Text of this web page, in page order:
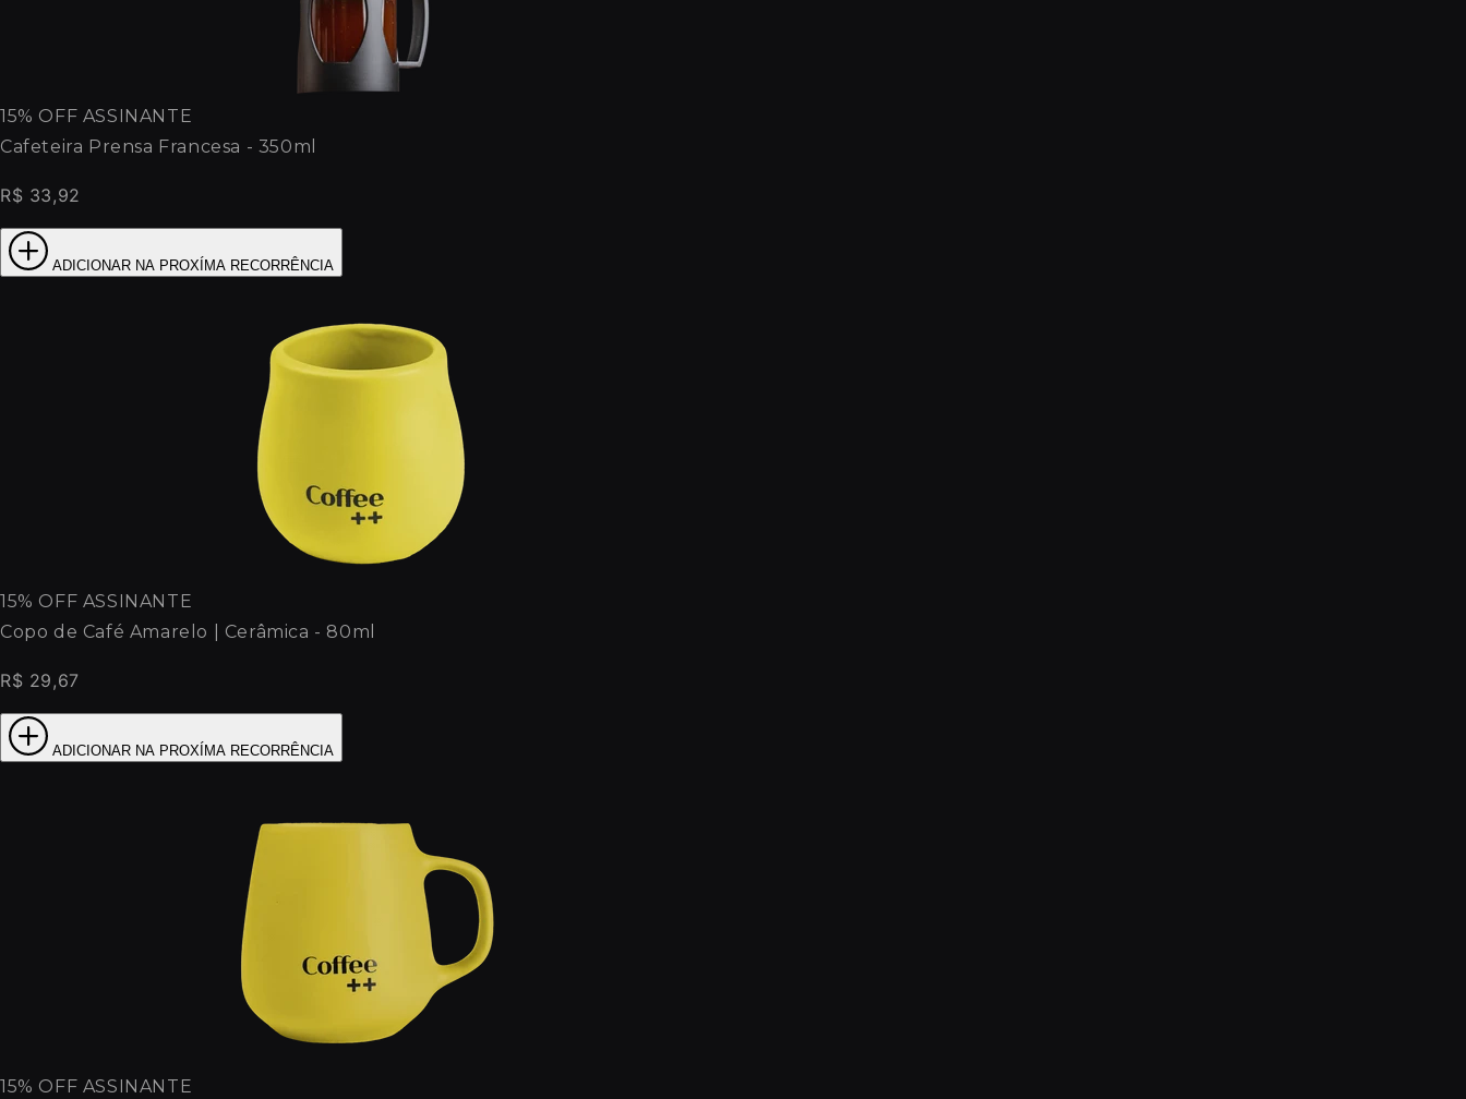
15% OFF ASSINANTE
Cafeteira Prensa Francesa - 350ml
R$ 33,92
ADICIONAR NA PROXÍMA RECORRÊNCIA
15% OFF ASSINANTE
Copo de Café Amarelo | Cerâmica - 80ml
R$ 29,67
ADICIONAR NA PROXÍMA RECORRÊNCIA
15% OFF ASSINANTE